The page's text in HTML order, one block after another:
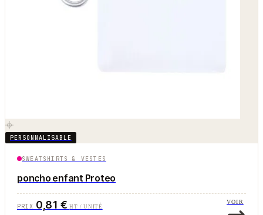
PERSONNALISABLE
SWEATSHIRTS & VESTES
poncho enfant Proteo
PRIX 0,81 €HT / UNITÉ
VOIR